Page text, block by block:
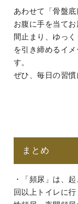
あわせて「骨盤底
お腹に手を当て
間止まり、ゆっ
を引き締めるイ
す。
ぜひ、毎日の習慣
まとめ
・「頻尿」は、
回以上トイレに